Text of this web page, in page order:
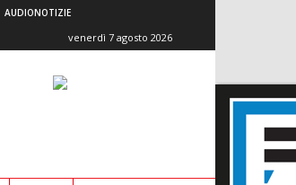
AUDIONOTIZIE
venerdì 7 agosto 2026